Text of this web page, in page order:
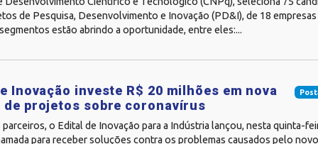
de Pesquisa, Desenvolvimento e Inovação (PD&I), de 18
estão abrindo a oportunidade, entre eles:...
Inovação investe R$ 20 milhões em nova
de projetos sobre coronavírus
o Edital de Inovação para a Indústria lançou, nesta quinta-
para receber soluções contra os problemas causados pelo